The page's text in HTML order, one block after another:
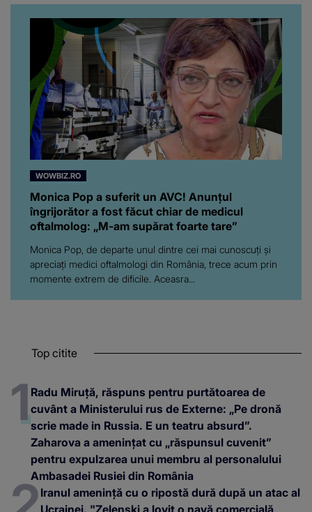
WOWBIZ.RO
Monica Pop a suferit un AVC! Anunțul
îngrijorător a fost făcut chiar de medicul
oftalmolog: „M-am supărat foarte tare”
Monica Pop, de departe unul dintre cei mai cunoscuți și
apreciați medici oftalmologi din România, trece acum prin
momente extrem de dificile. Aceasra...
Top citite
Radu Miruță, răspuns pentru purtătoarea de
cuvânt a Ministerului rus de Externe: „Pe dronă
scrie made in Russia. E un teatru absurd”.
Zaharova a amenințat cu „răspunsul cuvenit”
pentru expulzarea unui membru al personalului
Ambasadei Rusiei din România
Iranul amenință cu o ripostă dură după un atac al